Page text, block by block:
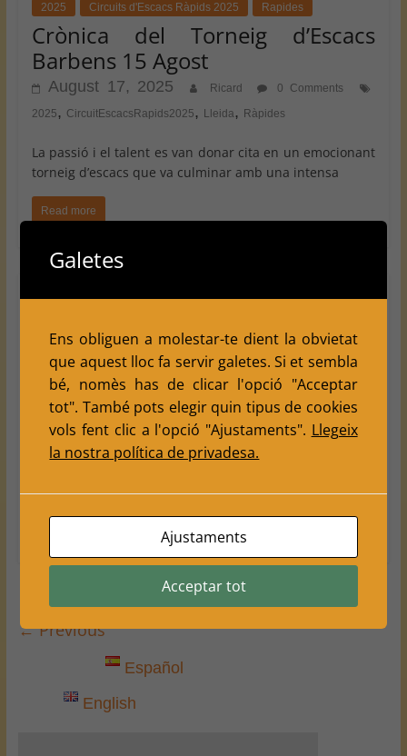
2025 Circuits d'Escacs Ràpids 2025 Rapides
Crònica del Torneig d’Escacs
Barbens 15 Agost
August 17, 2025 Ricard
0 Comments
2025, CircuitEscacsRapids2025, Lleida, Ràpides
La passió i el talent es van donar cita en un emocionant
torneig d’escacs que va culminar amb una intensa
Read more
2025 Circuits d'Escacs Ràpids 2025 Rapides
Èxit del C.E. Balàfia al VII Torneig
Escacs Festa Major de Golmés
August 13, 2025 Escacs Balafia
0 Comments
2025, CircuitEscacsRapids2025 ,Lleida,Ràpides
Golmés, Lleida – El Club d’Escacs Balàfia ha deixat una
empremta destacada en el VII Torneig Escacs Festa
← Previous
Español
English
Galetes
Ens obliguen a molestar-te dient la obvietat
que aquest lloc fa servir galetes. Si et sembla
bé, nomès has de clicar l'opció "Acceptar
tot". També pots elegir quin tipus de cookies
vols fent clic a l'opció "Ajustaments". Llegeix
la nostra política de privadesa.
Ajustaments
Acceptar tot